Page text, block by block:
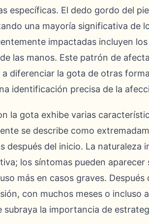
específicas. El dedo gordo del
una mayoría significativa de
impactadas incluyen
las manos. Este patrón de
diferenciar la gota de otras
identificación precisa de la
la gota exhibe varias
se describe como
después del inicio. La naturaleza
los síntomas pueden
más en casos graves.
con muchos meses o
subraya la importancia de